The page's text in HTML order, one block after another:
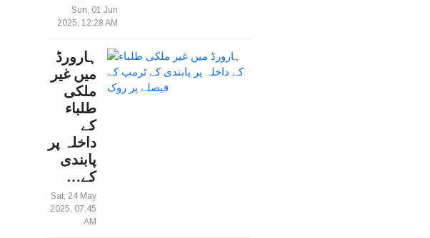
Sun, 01 Jun
2025, 12:28 AM
ہارورڈ
میں غیر
ملکی
طلباء
کے
داخلہ پر
پابندی
کے…
Sat, 24 May
2025, 07:45
AM